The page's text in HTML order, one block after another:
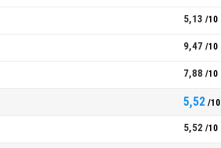
5,13 /10
9,47 /10
7,88 /10
5,52 /10
5,52 /10